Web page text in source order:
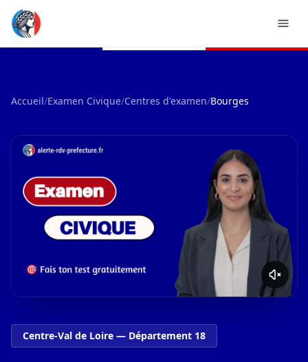
Accueil/Examen Civique/Centres d'examen/Bourges
Centre-Val de Loire — Département 18